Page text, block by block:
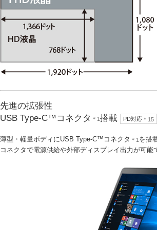
先進の拡張性
USB Type-C™コネクタ ＊1搭載 PD対応 ＊15
薄型・軽量ボディにUSB Type-C™コネクタ ＊1 を搭
コネクタで電源供給や外部ディスプレイ出力が可能